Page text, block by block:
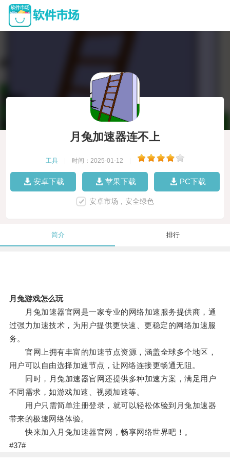
月兔加速器连不上
工具 时间：2025-01-12
安卓下载 苹果下载 PC下载
安卓市场，安全绿色
简介 排行
月兔游戏怎么玩
月兔加速器官网是一家专业的网络加速服务提供商，通
过强力加速技术，为用户提供更快速、更稳定的网络加速服
务。
官网上拥有丰富的加速节点资源，涵盖全球多个地区，
用户可以自由选择加速节点，让网络连接更畅通无阻。
同时，月兔加速器官网还提供多种加速方案，满足用户
不同需求，如游戏加速、视频加速等。
用户只需简单注册登录，就可以轻松体验到月兔加速器
带来的极速网络体验。
快来加入月兔加速器官网，畅享网络世界吧！。
#37#